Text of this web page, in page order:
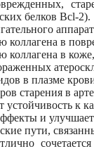
белков Bcl-2).
в
в
в плазме
старения в
к
и улучшает
пути,